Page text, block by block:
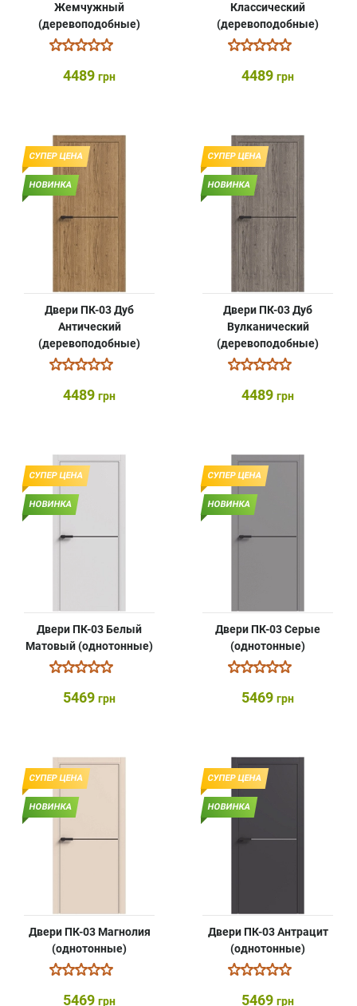
Жемчужный
(деревоподобные)
4489 грн
Классический
(деревоподобные)
4489 грн
СУПЕР ЦЕНА
НОВИНКА
Двери ПК-03 Дуб
Антический
(деревоподобные)
4489 грн
СУПЕР ЦЕНА
НОВИНКА
Двери ПК-03 Дуб
Вулканический
(деревоподобные)
4489 грн
СУПЕР ЦЕНА
НОВИНКА
Двери ПК-03 Белый
Матовый (однотонные)
5469 грн
СУПЕР ЦЕНА
НОВИНКА
Двери ПК-03 Серые
(однотонные)
5469 грн
СУПЕР ЦЕНА
НОВИНКА
Двери ПК-03 Магнолия
(однотонные)
5469 грн
СУПЕР ЦЕНА
НОВИНКА
Двери ПК-03 Антрацит
(однотонные)
5469 грн